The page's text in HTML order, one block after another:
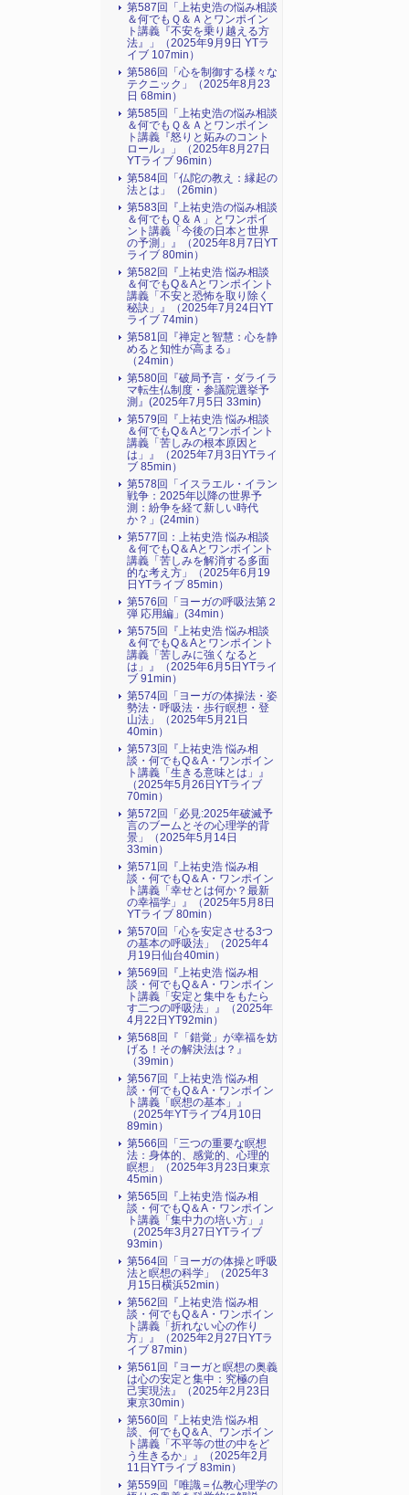
第587回「上祐史浩の悩み相談
＆何でもＱ＆Ａとワンポイン
ト講義『不安を乗り越える方
法』​」（2025年9月9日 YTラ
イブ 107min）
第586回「心を制御する様々な
テクニック」（2025年8月23
日 68min）
第585回「上祐史浩の悩み相談
＆何でもＱ＆Ａとワンポイン
ト講義『怒りと妬みのコント
ロール』​」（2025年8月27日
YTライブ 96min）
第584回「仏陀の教え：縁起の
法とは」（26min）
第583回『上祐史浩の悩み相談
＆何でもＱ＆Ａ」とワンポイ
ント講義「今後の日本と世界
の予測」』（2025年8月7日YT
ライブ 80min）
第582回『上祐史浩 悩み相談
＆何でもQ＆Aとワンポイント
講義「不安と恐怖を取り除く
秘訣」』（2025年7月24日YT
ライブ 74min）
第581回『禅定と智慧：心を静
めると知性が高まる』
（24min）
第580回『破局予言・ダライラ
マ転生仏制度・参議院選挙予
測』(2025年7月5日 33min)
第579回『上祐史浩 悩み相談
＆何でもQ＆Aとワンポイント
講義「苦しみの根本原因と
は」』（2025年7月3日YTライ
ブ 85min）
第578回「イスラエル・イラン
戦争：2025年以降の世界予
測：紛争を経て新しい時代
か？」(24min）
第577回：上祐史浩 悩み相談
＆何でもQ＆Aとワンポイント
講義「苦しみを解消する多面
的な考え方」（2025年6月19
日YTライブ 85min）
第576回「ヨーガの呼吸法第２
弾 応用編」(34min）
第575回『上祐史浩 悩み相談
＆何でもQ＆Aとワンポイント
講義「苦しみに強くなると
は」』（2025年6月5日YTライ
ブ 91min）
第574回「ヨーガの体操法・姿
勢法・呼吸法・歩行瞑想・登
山法」（2025年5月21日
40min）
第573回『上祐史浩 悩み相
談・何でもQ＆A・ワンポイン
ト講義「生きる意味とは」』
（2025年5月26日YTライブ
70min）
第572回「必見:2025年破滅予
言のブームとその心理学的背
景」（2025年5月14日
33min）
第571回『上祐史浩 悩み相
談・何でもQ＆A・ワンポイン
ト講義「幸せとは何か？最新
の幸福学」』（2025年5月8日
YTライブ 80min）
第570回「心を安定させる3つ
の基本の呼吸法」（2025年4
月19日仙台40min）
第569回『上祐史浩 悩み相
談・何でもQ＆A・ワンポイン
ト講義「安定と集中をもたら
す二つの呼吸法」』（2025年
4月22日YT92min）
第568回『「錯覚」が幸福を妨
げる！その解決法は？』
（39min）
第567回『上祐史浩 悩み相
談・何でもQ＆A・ワンポイン
ト講義「瞑想の基本」』
（2025年YTライブ4月10日
89min）
第566回「三つの重要な瞑想
法：身体的、感覚的、心理的
瞑想」（2025年3月23日東京
45min）
第565回『上祐史浩 悩み相
談・何でもQ＆A・ワンポイン
ト講義「集中力の培い方」』
（2025年3月27日YTライブ
93min）
第564回「ヨーガの体操と呼吸
法と瞑想の科学」（2025年3
月15日横浜52min）
第562回『上祐史浩 悩み相
談・何でもQ＆A・ワンポイン
ト講義「折れない心の作り
方」』（2025年2月27日YTラ
イブ 87min）
第561回『ヨーガと瞑想の奥義
は心の安定と集中：究極の自
己実現法』（2025年2月23日
東京30min）
第560回『上祐史浩 悩み相
談、何でもQ＆A、ワンポイン
ト講義「不平等の世の中をど
う生きるか」』（2025年2月
11日YTライブ 83min）
第559回『唯識＝仏教心理学の